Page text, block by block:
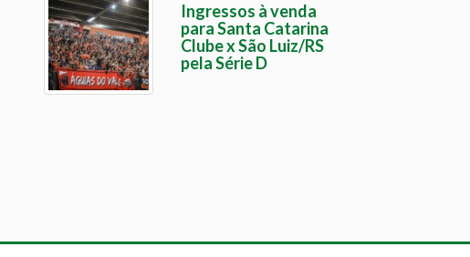
Ingressos à venda
para Santa Catarina
Clube x São Luiz/RS
pela Série D